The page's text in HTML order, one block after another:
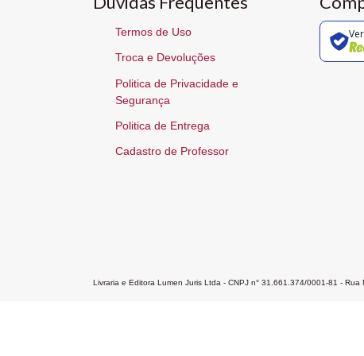
Termos de Uso
Troca e Devoluções
Politica de Privacidade e
Segurança
Politica de Entrega
Cadastro de Professor
Livraria e Editora Lumen Juris Ltda - CNPJ n° 31.661.374/0001-81 -